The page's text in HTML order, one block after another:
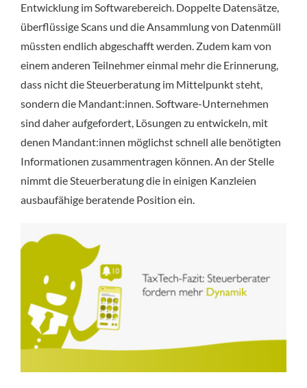
Entwicklung im Softwarebereich. Doppelte Datensätze,
überflüssige Scans und die Ansammlung von Datenmüll
müssten endlich abgeschafft werden. Zudem kam von
einem anderen Teilnehmer einmal mehr die Erinnerung,
dass nicht die Steuerberatung im Mittelpunkt steht,
sondern die Mandant:innen. Software-Unternehmen
sind daher aufgefordert, Lösungen zu entwickeln, mit
denen Mandant:innen möglichst schnell alle benötigten
Informationen zusammentragen können. An der Stelle
nimmt die Steuerberatung die in einigen Kanzleien
ausbaufähige beratende Position ein.